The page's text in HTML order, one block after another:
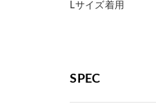
Lサイズ着用
SPEC